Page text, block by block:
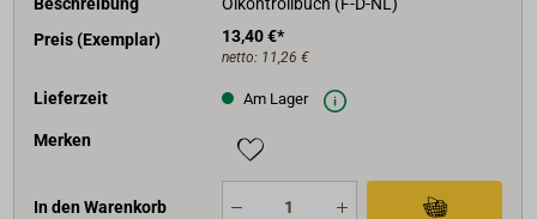
Preis (Exemplar)
13,40 €*
netto: 11,26 €
Lieferzeit Am Lager
Merken
In den Warenkorb